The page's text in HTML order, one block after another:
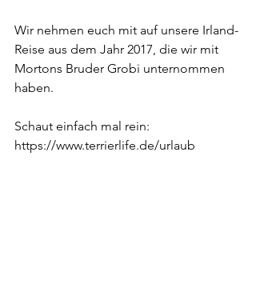
Wir nehmen euch mit auf unsere Irland-
Reise aus dem Jahr 2017, die wir mit
Mortons Bruder Grobi unternommen
haben.
Schaut einfach mal rein:
https://www.terrierlife.de/urlaub